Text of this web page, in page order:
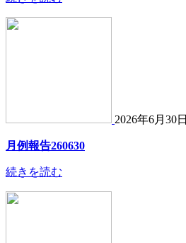
2026年6月30日
月例報告260630
続きを読む